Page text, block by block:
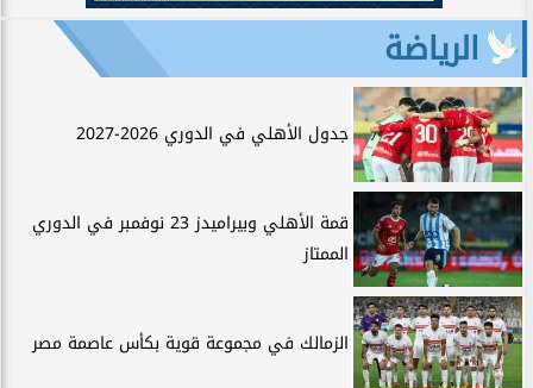
الرياضة
جدول الأهلي في الدوري 2026-2027
قمة الأهلي وبيراميدز 23 نوفمبر في الدوري
الممتاز
الزمالك في مجموعة قوية بكأس عاصمة مصر